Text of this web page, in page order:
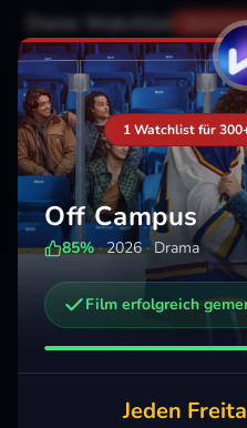
Deine Watchlist Noch
Weitere Trailer, die dich
Lucky
Mehr
1 Watchlist für
Off Campus
85% · 2026 · Drama
Film erfolgreich
Jeden